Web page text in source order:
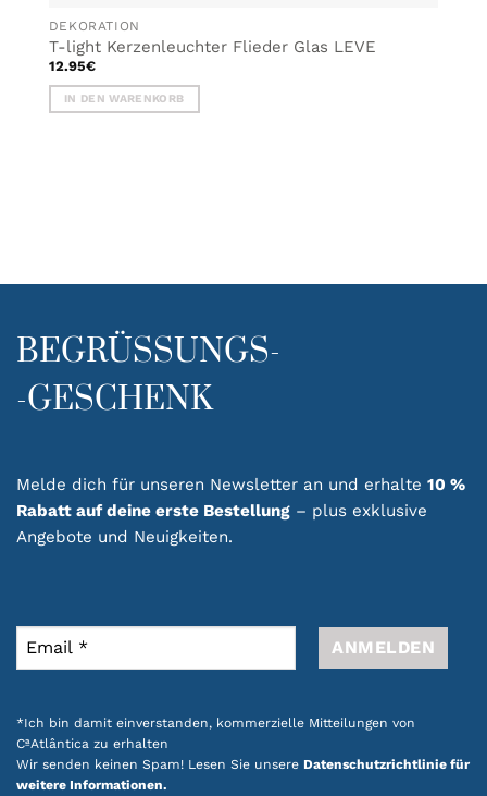
DEKORATION
T-light Kerzenleuchter Flieder Glas LEVE
12.95€
IN DEN WARENKORB
BEGRÜSSUNGS-
-GESCHENK
Melde dich für unseren Newsletter an und erhalte 10 %
Rabatt auf deine erste Bestellung – plus exklusive
Angebote und Neuigkeiten.
*Ich bin damit einverstanden, kommerzielle Mitteilungen von
CªAtlântica zu erhalten
Wir senden keinen Spam! Lesen Sie unsere Datenschutzrichtlinie für
weitere Informationen.